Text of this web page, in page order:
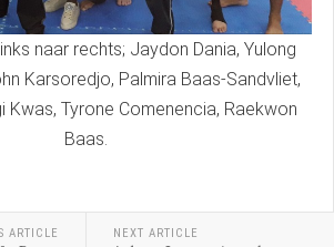
naar rechts; Jaydon Dania, Yulong
Karsoredjo, Palmira Baas-Sandvliet,
Kwas, Tyrone Comenencia, Raekwon
Baas.
ARTICLE NEXT ARTICLE